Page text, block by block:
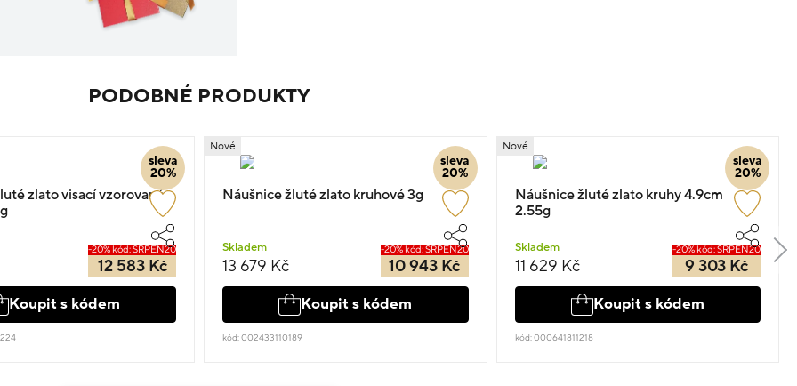
PODOBNÉ PRODUKTY
sleva
20%
zlato visací vzorované
-20% kód: SRPEN20
12 583 Kč
Koupit s kódem
sleva
20%
Nové
Náušnice žluté zlato kruhové 3g
Skladem
13 679 Kč
-20% kód: SRPEN20
10 943 Kč
Koupit s kódem
kód: 002433110189
sleva
20%
Nové
Náušnice žluté zlato kruhy 4.9cm
2.55g
Skladem
11 629 Kč
-20% kód: SRPEN20
9 303 Kč
Koupit s kódem
kód: 000641811218